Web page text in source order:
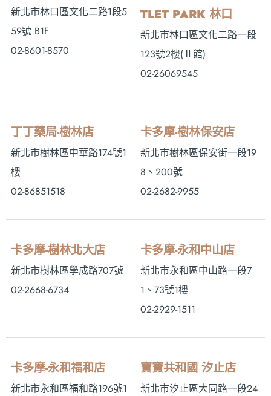
新北市林口區文化二路1段5
59號 B1F
02-8601-8570
TLET PARK 林口
新北市林口區文化二路一段
123號2樓(Ⅱ館)
02-26069545
丁丁藥局-樹林店
新北市樹林區中華路174號1
樓
02-86851518
卡多摩-樹林保安店
新北市樹林區保安街一段19
8、200號
02-2682-9955
卡多摩-樹林北大店
新北市樹林區學成路707號
02-2668-6734
卡多摩-永和中山店
新北市永和區中山路一段7
1、73號1樓
02-2929-1511
卡多摩-永和福和店
新北市永和區福和路196號1
寶寶共和國 汐止店
新北市汐止區大同路一段24